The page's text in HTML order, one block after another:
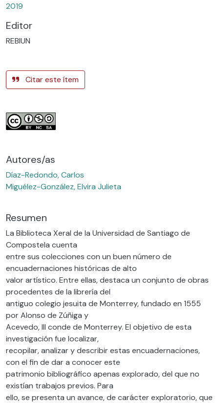
2019
Editor
REBIUN
Citar este ítem
Autores/as
Díaz-Redondo, Carlos
Miguélez-González, Elvira Julieta
Resumen
La Biblioteca Xeral de la Universidad de Santiago de
Compostela cuenta
entre sus colecciones con un buen número de
encuadernaciones históricas de alto
valor artístico. Entre ellas, destaca un conjunto de obras
procedentes de la librería del
antiguo colegio jesuita de Monterrey, fundado en 1555
por Alonso de Zúñiga y
Acevedo, III conde de Monterrey. El objetivo de esta
investigación fue localizar,
recopilar, analizar y describir estas encuadernaciones,
con el fin de dar a conocer este
patrimonio bibliográfico apenas explorado, del que no
existían trabajos previos. Para
ello, se presenta un avance, de carácter exploratorio, que